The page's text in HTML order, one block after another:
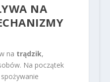
NA
na trądzik,
Na początek